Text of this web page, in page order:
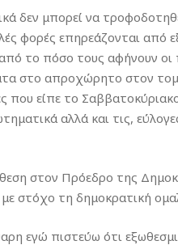
δεν μπορεί να
φορές επηρεάζονται από
το πόσο τους αφήνουν οι
στο απροχώρητο στον
που είπε το
αλλά και τις,
στον Πρόεδρο της
στόχο τη δημοκρατική
εγώ πιστεύω ότι